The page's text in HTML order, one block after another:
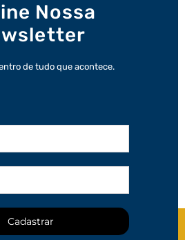
Nossa
de tudo que acontece.
Cadastrar